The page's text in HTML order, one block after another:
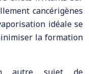
cancérigènes
idéale se
la formation
autre sujet de